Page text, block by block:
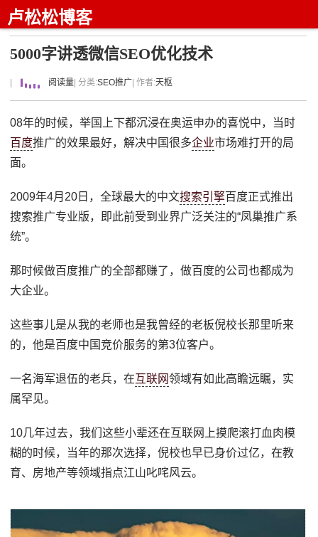
卢松松博客
5000字讲透微信SEO优化技术
阅读量 | 分类:SEO推广 | 作者:天枢
08年的时候，举国上下都沉浸在奥运申办的喜悦中，当时
百度推广的效果最好，解决中国很多企业市场难打开的局
面。
2009年4月20日，全球最大的中文搜索引擎百度正式推出
搜索推广专业版，即此前受到业界广泛关注的“凤巢推广系
统”。
那时候做百度推广的全部都赚了，做百度的公司也都成为
大企业。
这些事儿是从我的老师也是我曾经的老板倪校长那里听来
的，他是百度中国竞价服务的第3位客户。
一名海军退伍的老兵，在互联网领域有如此高瞻远瞩，实
属罕见。
10几年过去，我们这些小辈还在互联网上摸爬滚打血肉模
糊的时候，当年的那次选择，倪校也早已身价过亿，在教
育、房地产等领域指点江山叱咤风云。